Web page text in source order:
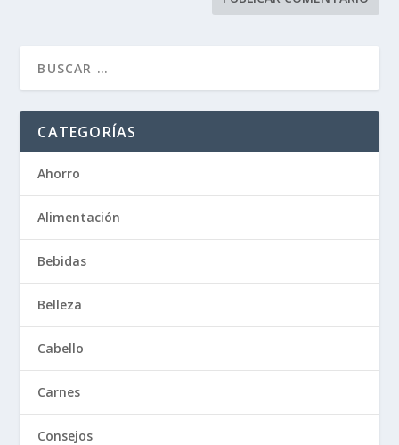
CATEGORÍAS
Ahorro
Alimentación
Bebidas
Belleza
Cabello
Carnes
Consejos